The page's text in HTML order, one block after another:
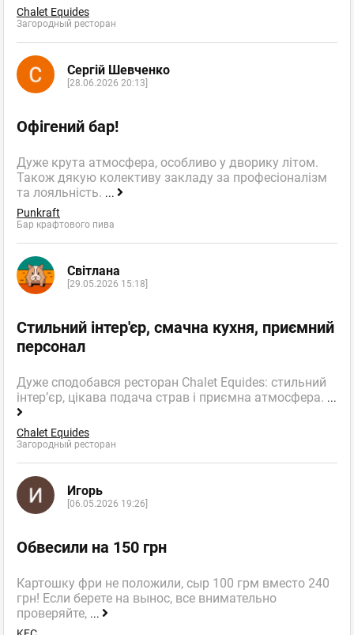
Chalet Equides
Загородный ресторан
Сергій Шевченко
[28.06.2026 20:13]
Офігений бар!
Дуже крута атмосфера, особливо у дворику літом.
Також дякую колективу закладу за професіоналізм
та лояльність. ...
Punkraft
Бар крафтового пива
Світлана
[29.05.2026 15:18]
Стильний інтер'єр, смачна кухня, приємний
персонал
Дуже сподобався ресторан Chalet Equides: стильний
інтер’єр, цікава подача страв і приємна атмосфера. ...
Chalet Equides
Загородный ресторан
Игорь
[06.05.2026 19:26]
Обвесили на 150 грн
Картошку фри не положили, сыр 100 грм вместо 240
грн! Если берете на вынос, все внимательно
проверяйте, ...